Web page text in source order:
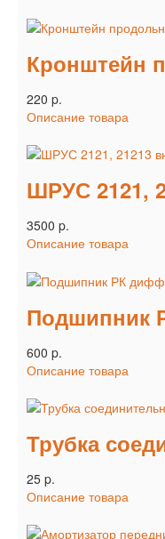
Кронштейн
220 p.
Описание товара
ШРУС 2121,
3500 p.
Описание товара
Подшипник
600 p.
Описание товара
Трубка
25 p.
Описание товара